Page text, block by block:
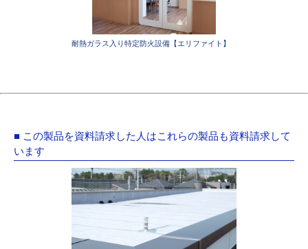
耐熱ガラス入り特定防火設備【エリファイト】
■ この製品を資料請求した人はこれらの製品も資料請求して
います